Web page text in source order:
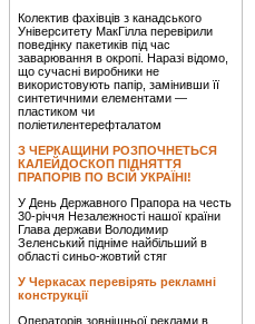
Колектив фахівців з канадського
Університету МакГілла перевірили
поведінку пакетиків під час
заварювання в окропі. Наразі відомо,
що сучасні виробники не
використовують папір, замінивши її
синтетичними елементами —
пластиком чи
поліетилентерефталатом
З ЧЕРКАЩИНИ РОЗПОЧНЕТЬСЯ
КАЛЕЙДОСКОП ПІДНЯТТЯ
ПРАПОРІВ ПО ВСІЙ УКРАЇНІ!
У День Державного Прапора на честь
30-річчя Незалежності нашої країни
Глава держави Володимир
Зеленський підніме найбільший в
області синьо-жовтий стяг
У Черкасах перевірять рекламні
конструкції
Операторів зовнішньої реклами в